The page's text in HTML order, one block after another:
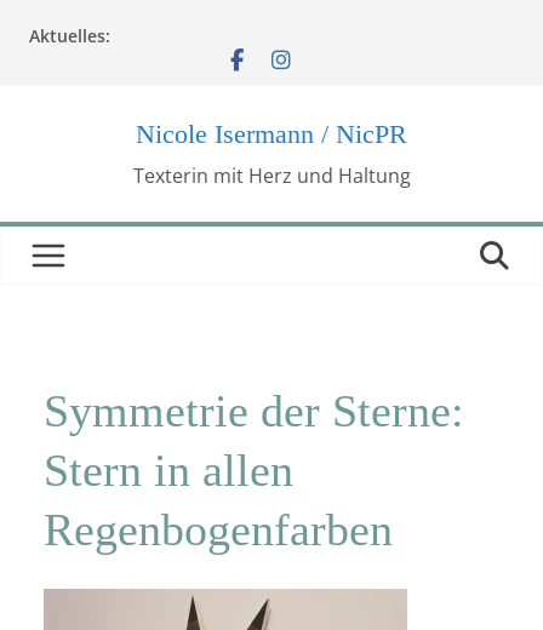
Inhalt
Aktuelles:
Nicole Isermann / NicPR
Texterin mit Herz und Haltung
Symmetrie der Sterne:
Stern in allen
Regenbogenfarben